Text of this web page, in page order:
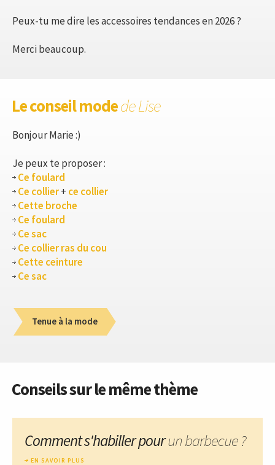
Peux-tu me dire les accessoires tendances en 2026 ?
Merci beaucoup.
Le conseil modede Lise
Bonjour Marie :)
Je peux te proposer :
Ce foulard
Ce collier+ ce collier
Cette broche
Ce foulard
Ce sac
Ce collier ras du cou
Cette ceinture
Ce sac
Tenue à la mode
Conseils sur le même thème
Comment s'habiller pourun barbecue ?
EN SAVOIR PLUS